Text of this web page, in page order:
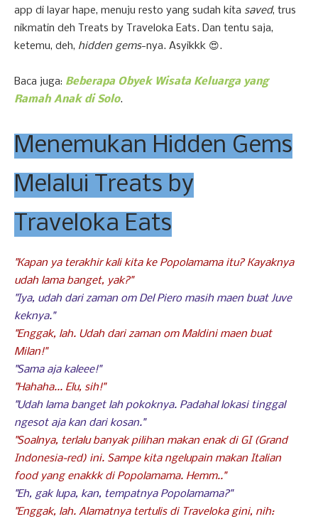
app di layar hape, menuju resto yang sudah kita saved, trus
nikmatin deh Treats by Traveloka Eats. Dan tentu saja,
ketemu, deh, hidden gems-nya. Asyikkk 😍.
Baca juga: Beberapa Obyek Wisata Keluarga yang
Ramah Anak di Solo.
Menemukan Hidden Gems
Melalui Treats by
Traveloka Eats
"Kapan ya terakhir kali kita ke Popolamama itu? Kayaknya
udah lama banget, yak?"
"Iya, udah dari zaman om Del Piero masih maen buat Juve
keknya."
"Enggak, lah. Udah dari zaman om Maldini maen buat
Milan!"
"Sama aja kaleee!"
"Hahaha... Elu, sih!"
"Udah lama banget lah pokoknya. Padahal lokasi tinggal
ngesot aja kan dari kosan."
"Soalnya, terlalu banyak pilihan makan enak di GI (Grand
Indonesia-red) ini. Sampe kita ngelupain makan Italian
food yang enakkk di Popolamama. Hemm.."
"Eh, gak lupa, kan, tempatnya Popolamama?"
"Enggak, lah. Alamatnya tertulis di Traveloka gini, nih: